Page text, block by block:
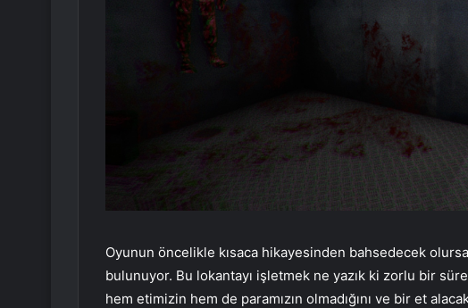
Oyunun öncelikle kısaca hikayesinden bahsedecek
bulunuyor. Bu lokantayı işletmek ne yazık ki zorlu bir
hem etimizin hem de paramızın olmadığını ve bir et